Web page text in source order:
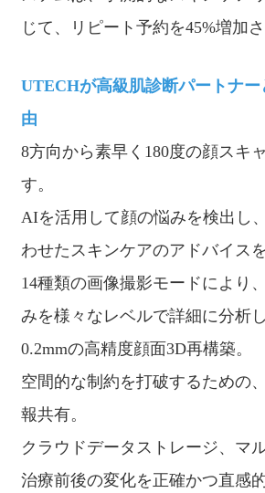
じて、リピート予約を45%増加さ
UTECHが高級肌診断パートナー
由
8方向から素早く180度の顔スキ
す。
AIを活用して顔の悩みを検出し
わせたスキンケアのアドバイス
14種類の画像撮影モードにより
みを様々なレベルで詳細に分析し
0.2mmの高精度顔面3D再構築。
空間的な制約を打破するための
報共有。
クラウドデータストレージ、マ
治療前後の変化を正確かつ直感的